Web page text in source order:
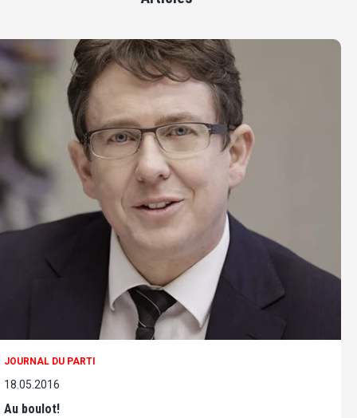
JOURNAL DU PARTI
18.05.2016
Au boulot!